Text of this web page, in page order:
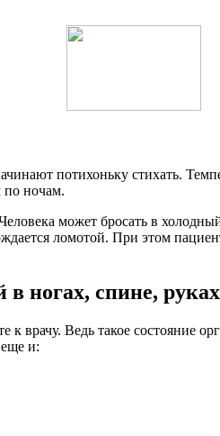
потихоньку стихать.
по ночам.
может бросать в
ломотой. При этом
в ногах, спине, руках
врачу. Ведь такое состояние
и: